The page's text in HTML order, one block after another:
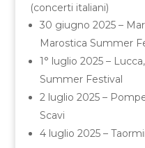
(concerti italiani)
30 giugno 2025 –
Marostica Summer
1° luglio 2025 –
Summer Festival
2 luglio 2025 –
Scavi
4 luglio 2025 –